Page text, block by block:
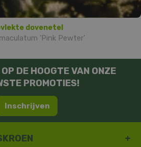
dovenetel
'Pink Pewter'
DE HOOGTE VAN ONZE
PROMOTIES!
Inschrijven